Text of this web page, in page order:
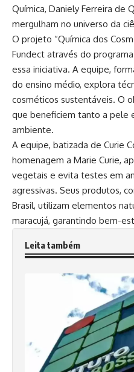
Química, Daniely Ferreira de
mergulham no universo da
O projeto “Química dos
Fundect através do
essa iniciativa. A equipe,
do ensino médio, explora
cosméticos sustentáveis. O
que beneficiem tanto a pele
ambiente.
A equipe, batizada de Curie
homenagem a Marie Curie,
vegetais e evita testes em
agressivas. Seus produtos,
Brasil, utilizam elementos
maracujá, garantindo bem-
Leita também